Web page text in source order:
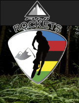
content